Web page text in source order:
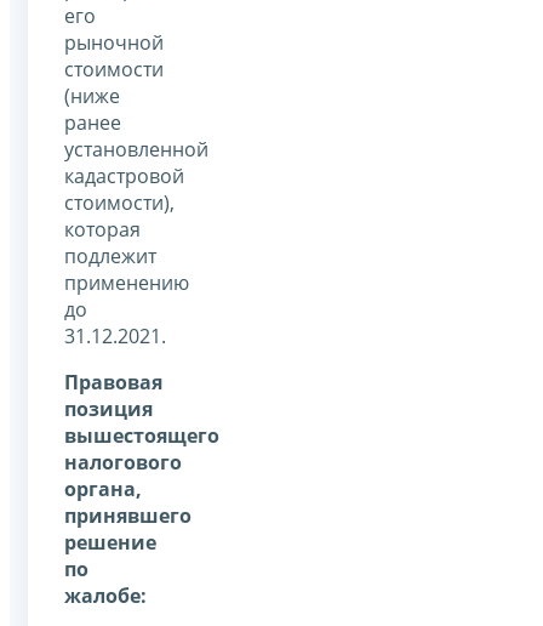
его
рыночной
стоимости
(ниже
ранее
установленной
кадастровой
стоимости),
которая
подлежит
применению
до
31.12.2021.
Правовая
позиция
вышестоящего
налогового
органа,
принявшего
решение
по
жалобе: